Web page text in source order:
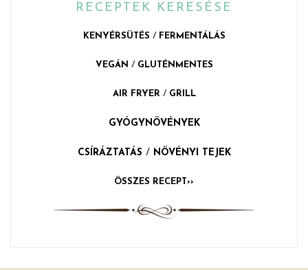
RECEPTEK KERESÉSE
KENYÉRSÜTÉS / FERMENTÁLÁS
VEGÁN / GLUTÉNMENTES
AIR FRYER / GRILL
GYÓGYNÖVÉNYEK
CSÍRÁZTATÁS / NÖVÉNYI TEJEK
ÖSSZES RECEPT››